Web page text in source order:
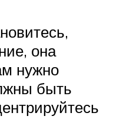
она
нужно
быть